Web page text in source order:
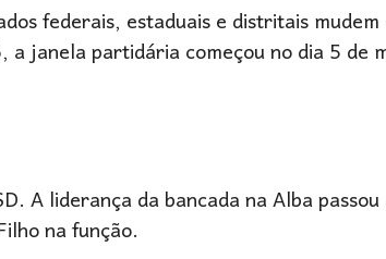
federais, estaduais e distritais
janela partidária começou no dia 5 de
A liderança da bancada na Alba
na função.